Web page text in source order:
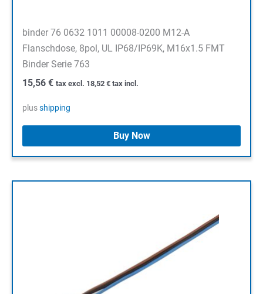
binder 76 0632 1011 00008-0200 M12-A
Flanschdose, 8pol, UL IP68/IP69K, M16x1.5 FMT
Binder Serie 763
15,56 € tax excl. 18,52 € tax incl.
plusshipping
Buy Now